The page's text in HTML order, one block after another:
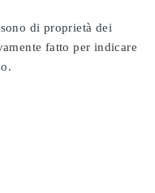
di proprietà dei
fatto per indicare